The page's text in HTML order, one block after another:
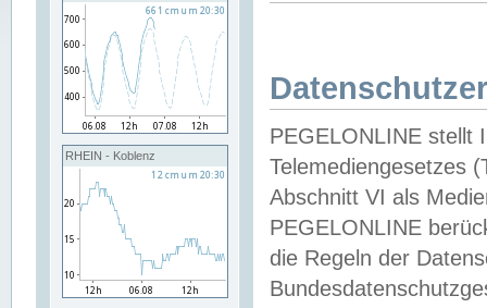
RHEIN - Koblenz
PEGELONLINE stellt
Telemediengesetzes
Abschnitt VI als
PEGELONLINE
die Regeln der